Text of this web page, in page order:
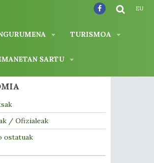
TURISMOA
SARTU
EU
/ Ofizialeak
ostatuak